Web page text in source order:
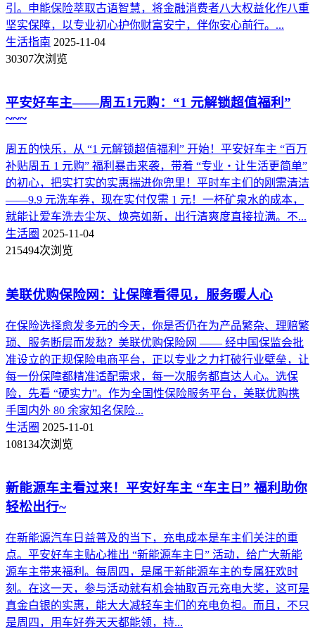
引。申能保险萃取古语智慧，将金融消费者八大权益化作八重
坚实保障，以专业初心护你财富安宁，伴你安心前行。...
生活指南 2025-11-04
30307次浏览
平安好车主——周五1元购：“1 元解锁超值福利”
~~~
周五的快乐，从 “1 元解锁超值福利” 开始！平安好车主 “百万
补贴周五 1 元购” 福利暴击来袭，带着 “专业・让生活更简单”
的初心，把实打实的实惠揣进你兜里！平时车主们的刚需清洁
——9.9 元洗车券，现在实付仅需 1 元！一杯矿泉水的成本，
就能让爱车洗去尘灰、焕亮如新，出行清爽度直接拉满。不...
生活圈 2025-11-04
215494次浏览
美联优购保险网：让保障看得见，服务暖人心
在保险选择愈发多元的今天，你是否仍在为产品繁杂、理赔繁
琐、服务断层而发愁？美联优购保险网 —— 经中国保监会批
准设立的正规保险电商平台，正以专业之力打破行业壁垒，让
每一份保障都精准适配需求，每一次服务都直达人心。选保
险，先看 “硬实力”。作为全国性保险服务平台，美联优购携
手国内外 80 余家知名保险...
生活圈 2025-11-01
108134次浏览
新能源车主看过来！平安好车主 “车主日” 福利助你
轻松出行~
在新能源汽车日益普及的当下，充电成本是车主们关注的重
点。平安好车主贴心推出 “新能源车主日” 活动，给广大新能
源车主带来福利。每周四，是属于新能源车主的专属狂欢时
刻。在这一天，参与活动就有机会抽取百元充电大奖，这可是
真金白银的实惠，能大大减轻车主们的充电负担。而且，不只
是周四，用车好券天天都能领，持...